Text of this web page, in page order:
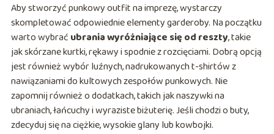
Aby stworzyć punkowy outfit na imprezę, wystarczy
skompletować odpowiednie elementy garderoby. Na początku
warto wybrać ubrania wyróżniające się od reszty, takie
jak skórzane kurtki, rękawy i spodnie z rozcięciami. Dobrą opcją
jest również wybór luźnych, nadrukowanych t-shirtów z
nawiązaniami do kultowych zespołów punkowych. Nie
zapomnij również o dodatkach, takich jak naszywki na
ubraniach, łańcuchy i wyraziste biżuterię. Jeśli chodzi o buty,
zdecyduj się na ciężkie, wysokie glany lub kowbojki.